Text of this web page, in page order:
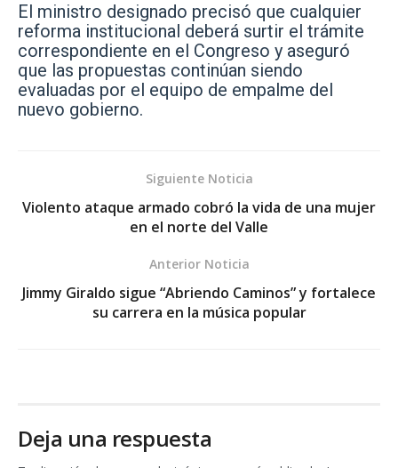
El ministro designado precisó que cualquier
reforma institucional deberá surtir el trámite
correspondiente en el Congreso y aseguró
que las propuestas continúan siendo
evaluadas por el equipo de empalme del
nuevo gobierno.
Siguiente Noticia
Violento ataque armado cobró la vida de una mujer
en el norte del Valle
Anterior Noticia
Jimmy Giraldo sigue “Abriendo Caminos” y fortalece
su carrera en la música popular
Deja una respuesta